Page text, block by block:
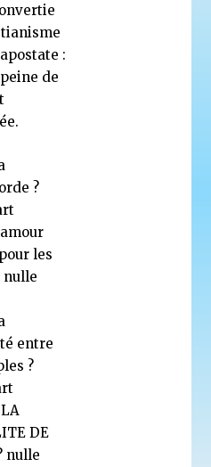
:
de
?
les
nulle
entre
?
DE
nulle